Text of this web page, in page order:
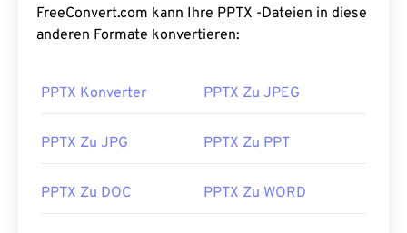
FreeConvert.com kann Ihre PPTX -Dateien in diese
anderen Formate konvertieren:
PPTX Konverter PPTX Zu JPEG
PPTX Zu JPG PPTX Zu PPT
PPTX Zu DOC PPTX Zu WORD